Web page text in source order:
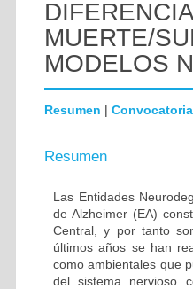
MUERTE/
MODELOS
Resumen | Convocatoria
Resumen
Las Entidades
de Alzheimer (EA)
Central, y por tanto
últimos años se han
como ambientales que
del sistema nervioso